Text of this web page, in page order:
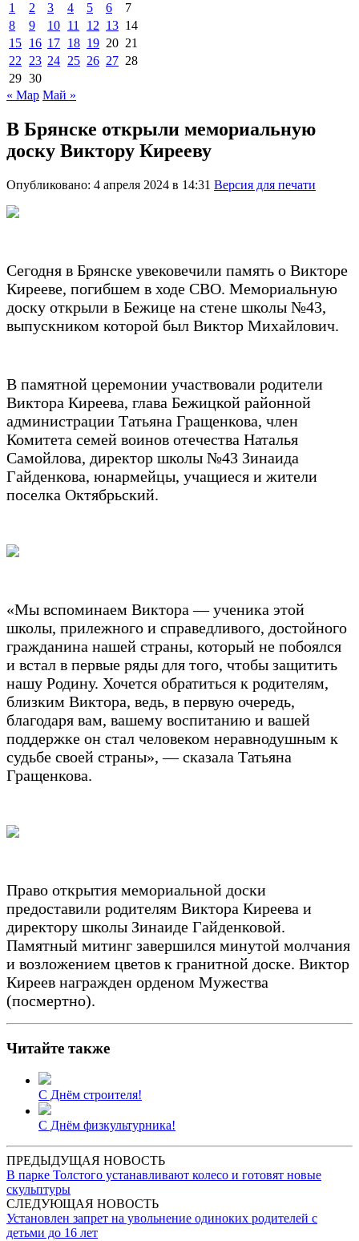
1 2 3 4 5 6
7
8
9 10 11 12 13 14
15 16 17 18 19 20 21
22
23 24 25 26 27 28
29 30
« Мар Май »
В Брянске открыли мемориальную
доску Виктору Кирееву
Опубликовано: 4 апреля 2024 в 14:31 Версия для печати
Сегодня в Брянске увековечили память о Викторе
Кирееве, погибшем в ходе СВО. Мемориальную
доску открыли в Бежице на стене школы №43,
выпускником которой был Виктор Михайлович.
В памятной церемонии участвовали родители
Виктора Киреева, глава Бежицкой районной
администрации Татьяна Гращенкова, член
Комитета семей воинов отечества Наталья
Самойлова, директор школы №43 Зинаида
Гайденкова, юнармейцы, учащиеся и жители
поселка Октябрьский.
«Мы вспоминаем Виктора — ученика этой
школы, прилежного и справедливого, достойного
гражданина нашей страны, который не побоялся
и встал в первые ряды для того, чтобы защитить
нашу Родину. Хочется обратиться к родителям,
близким Виктора, ведь, в первую очередь,
благодаря вам, вашему воспитанию и вашей
поддержке он стал человеком неравнодушным к
судьбе своей страны», — сказала Татьяна
Гращенкова.
Право открытия мемориальной доски
предоставили родителям Виктора Киреева и
директору школы Зинаиде Гайденковой.
Памятный митинг завершился минутой молчания
и возложением цветов к гранитной доске. Виктор
Киреев награжден орденом Мужества
(посмертно).
Читайте также
С Днём строителя!
С Днём физкультурника!
ПРЕДЫДУЩАЯ НОВОСТЬ
В парке Толстого устанавливают колесо и готовят новые
скульптуры
СЛЕДУЮЩАЯ НОВОСТЬ
Установлен запрет на увольнение одиноких родителей с
детьми до 16 лет